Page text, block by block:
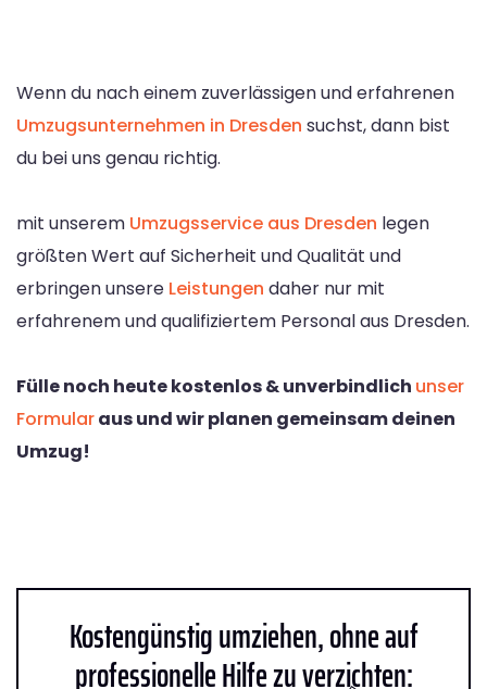
Wenn du nach einem zuverlässigen und erfahrenen
Umzugsunternehmen in Dresden suchst, dann bist
du bei uns genau richtig.
mit unserem Umzugsservice aus Dresden legen
größten Wert auf Sicherheit und Qualität und
erbringen unsere Leistungen daher nur mit
erfahrenem und qualifiziertem Personal aus Dresden.
Fülle noch heute kostenlos & unverbindlich unser
Formularaus und wir planen gemeinsam deinen
Umzug!
Kostengünstig umziehen, ohne auf
professionelle Hilfe zu verzichten: